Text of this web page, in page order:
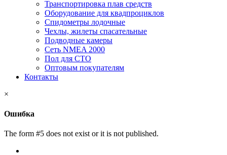
Транспортировка плав средств
Оборудование для квадпроциклов
Спидометры лодочные
Чехлы, жилеты спасательные
Подводные камеры
Сеть NMEA 2000
Пол для СТО
Оптовым покупателям
Контакты
×
Ошибка
The form #5 does not exist or it is not published.